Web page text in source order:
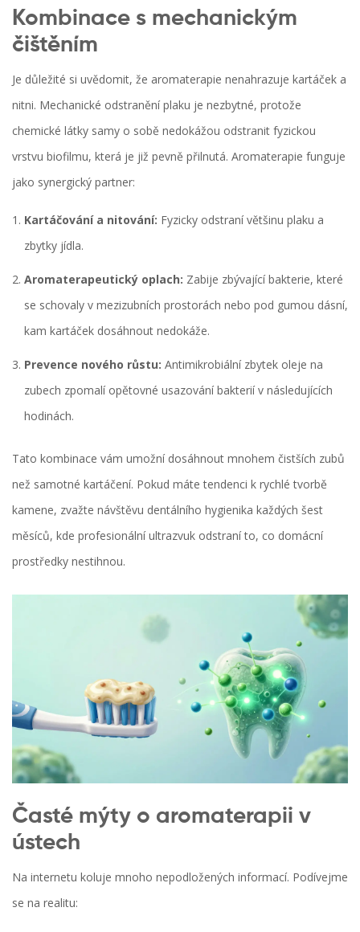
Kombinace s mechanickým
čištěním
Je důležité si uvědomit, že aromaterapie nenahrazuje kartáček a
nitni. Mechanické odstranění plaku je nezbytné, protože
chemické látky samy o sobě nedokážou odstranit fyzickou
vrstvu biofilmu, která je již pevně přilnutá. Aromaterapie funguje
jako synergický partner:
Kartáčování a nitování: Fyzicky odstraní většinu plaku a
zbytky jídla.
Aromaterapeutický oplach: Zabije zbývající bakterie, které
se schovaly v mezizubních prostorách nebo pod gumou dásní,
kam kartáček dosáhnout nedokáže.
Prevence nového růstu: Antimikrobiální zbytek oleje na
zubech zpomalí opětovné usazování bakterií v následujících
hodinách.
Tato kombinace vám umožní dosáhnout mnohem čistších zubů
než samotné kartáčení. Pokud máte tendenci k rychlé tvorbě
kamene, zvažte návštěvu dentálního hygienika každých šest
měsíců, kde profesionální ultrazvuk odstraní to, co domácní
prostředky nestihnou.
Časté mýty o aromaterapii v
ústech
Na internetu koluje mnoho nepodložených informací. Podívejme
se na realitu: